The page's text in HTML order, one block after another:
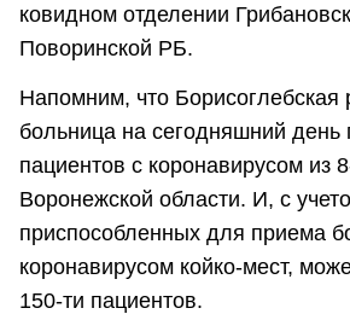
ковидном отделении
Поворинской РБ.
Напомним, что Борисоглебская
больница на сегодняшний день
пациентов с коронавирусом из
Воронежской области. И, с
приспособленных для приема
коронавирусом койко-мест,
150-ти пациентов.